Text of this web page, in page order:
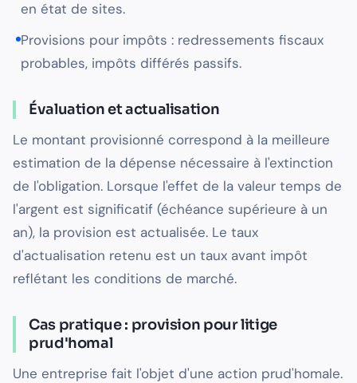
en état de sites.
Provisions pour impôts : redressements fiscaux
probables, impôts différés passifs.
Évaluation et actualisation
Le montant provisionné correspond à la meilleure
estimation de la dépense nécessaire à l'extinction
de l'obligation. Lorsque l'effet de la valeur temps de
l'argent est significatif (échéance supérieure à un
an), la provision est actualisée. Le taux
d'actualisation retenu est un taux avant impôt
reflétant les conditions de marché.
Cas pratique : provision pour litige
prud'homal
Une entreprise fait l'objet d'une action prud'homale.